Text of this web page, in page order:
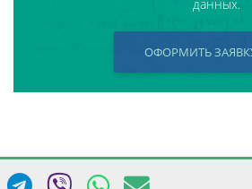
данных.
ОФОРМИТЬ